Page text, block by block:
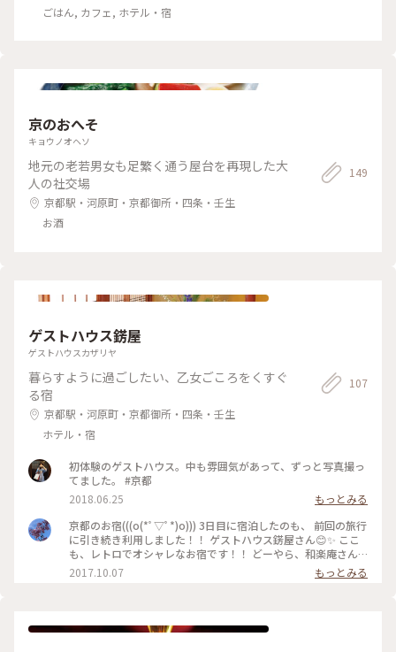
ごはん, カフェ, ホテル・宿
京のおへそ
キョウノオヘソ
地元の老若男女も足繁く通う屋台を再現した大
人の社交場
京都駅・河原町・京都御所・四条・壬生
お酒
149
ゲストハウス錺屋
ゲストハウスカザリヤ
暮らすように過ごしたい、乙女ごころをくすぐ
る宿
京都駅・河原町・京都御所・四条・壬生
ホテル・宿
107
初体験のゲストハウス。中も雰囲気があって、ずっと写真撮っ
てました。 #京都
2018.06.25
もっとみる
京都のお宿(((o(*ﾟ▽ﾟ*)o))) 3日目に宿泊したのも、 前回の旅行
に引き続き利用しました！！ ゲストハウス錺屋さん😊✨ ここ
も、レトロでオシャレなお宿です！！ どーやら、和楽庵さん
と姉妹店的な感じみたいです😊✨あたしは、どーやらこのオー
ナーさんにツボッているよーです💕笑 台所なんて、本当にレト
2017.10.07 もっとみる